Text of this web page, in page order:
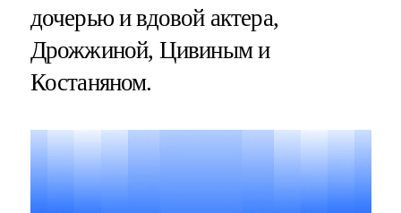
дочерью и вдовой актера,
Дрожжиной, Цивиным и
Костаняном.